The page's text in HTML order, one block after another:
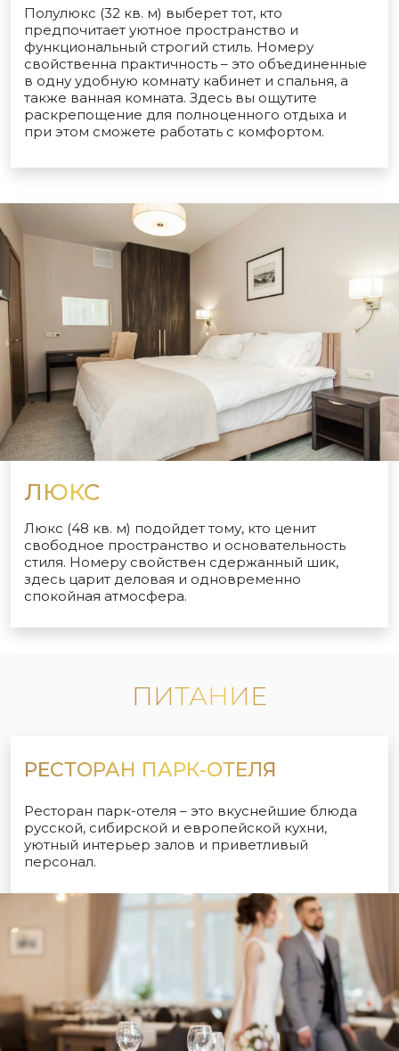
Полулюкс (32 кв. м) выберет тот, кто
предпочитает уютное пространство и
функциональный строгий стиль. Номеру
свойственна практичность – это объединенные
в одну удобную комнату кабинет и спальня, а
также ванная комната. Здесь вы ощутите
раскрепощение для полноценного отдыха и
при этом сможете работать с комфортом.
ЛЮКС
Люкс (48 кв. м) подойдет тому, кто ценит
свободное пространство и основательность
стиля. Номеру свойствен сдержанный шик,
здесь царит деловая и одновременно
спокойная атмосфера.
ПИТАНИЕ
РЕСТОРАН ПАРК-ОТЕЛЯ
Ресторан парк-отеля – это вкуснейшие блюда
русской, сибирской и европейской кухни,
уютный интерьер залов и приветливый
персонал.